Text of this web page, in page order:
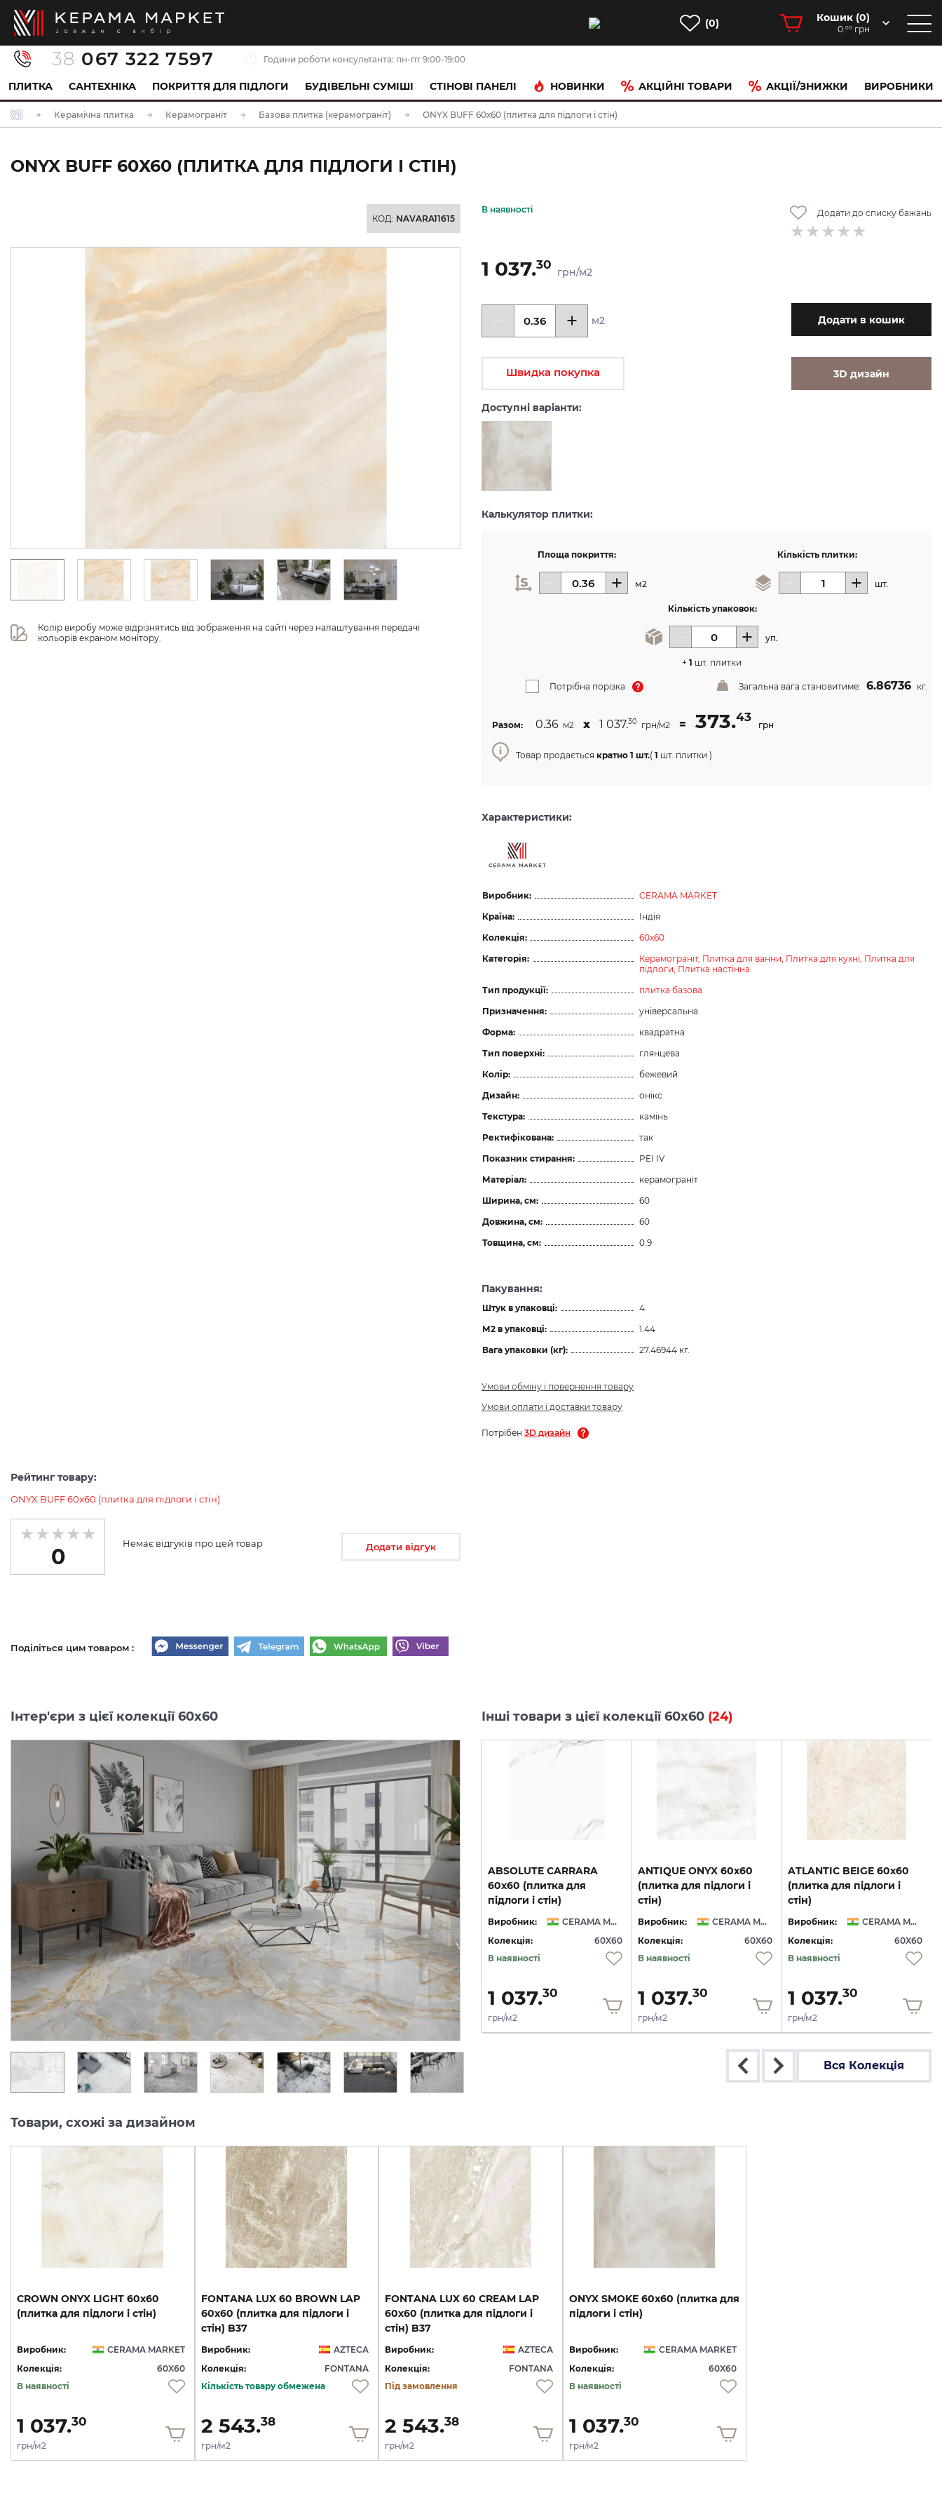
(0) Кошик (0)
0.00 грн
38 067 322 7597 Години роботи консультанта: пн-пт 9:00-19:00
ПЛИТКА САНТЕХНІКА ПОКРИТТЯ ДЛЯ ПІДЛОГИ БУДІВЕЛЬНІ СУМІШІ CТІНОВІ ПАНЕЛІ НОВИНКИ АКЦІЙНІ ТОВАРИ АКЦІЇ/ЗНИЖКИ ВИРОБНИКИ
Керамічна плитка Керамограніт Базова плитка (керамограніт) ONYX BUFF 60х60 (плитка для підлоги і стін)
ONYX BUFF 60Х60 (ПЛИТКА ДЛЯ ПІДЛОГИ І СТІН)
КОД: NAVARA11615
Колір виробу може відрізнятись від зображення на сайті через налаштування передачі
кольорів екраном монітору.
В наявності Додати до списку бажань
1 037.30
грн/м2
м2 Додати в кошик
Швидка покупка 3D дизайн
Доступні варіанти:
Калькулятор плитки:
Площа покриття:
м2
Кількість плитки:
шт.
Кількість упаковок:
уп.
+ 1 шт. плитки
Потрібна порізка Загальна вага становитиме: 6.86736 кг.
Разом: 0.36 м2 х 1 037.30 грн/м2 = 373.43
грн
Товар продається кратно 1 шт.( 1 шт. плитки )
Характеристики:
Виробник:
CERAMA MARKET
Країна:
Індія
Колекція:
60x60
Категорія:
Керамограніт, Плитка для ванни, Плитка для кухні, Плитка для
підлоги, Плитка настінна
Тип продукції:
плитка базова
Призначення:
універсальна
Форма:
квадратна
Тип поверхні:
глянцева
Колір:
бежевий
Дизайн:
онікс
Текстура:
камінь
Ректифікована:
так
Показник стирання:
PEI IV
Матеріал:
керамограніт
Ширина, см:
60
Довжина, см:
60
Товщина, см:
0.9
Пакування:
Штук в упаковці:
4
М2 в упаковці:
1.44
Вага упаковки (кг):
27.46944 кг.
Умови обміну і повернення товару
Умови оплати і доставки товару
Потрібен 3D дизайн
Рейтинг товару:
ONYX BUFF 60х60 (плитка для підлоги і стін)
0
Немає відгуків про цей товар Додати відгук
Поділіться цим товаром :
Інтер'єри з цієї колекції 60x60 Інші товари з цієї колекції 60x60 (24)
CEMENTO MILANO 60х60
(плитка для підлоги і
Виробник:
CERAMA MARKET
Колекція:
60X60
В наявності
1 037.30
грн/м2
CALACATTA GOLD 60х60
(плитка для підлоги і
стін)
Виробник:
CERAMA MARKET
Колекція:
60X60
Під замовлення
1 037. 30
грн/м2
CALACATTA GREY 60х60
(плитка для підлоги і
Виробник:
Колекція:
60X60
Кількість товару
обмежена
1 037.
ABSOLUTE CARRARA
60х60 (плитка для
підлоги і стін)
Виробник:
CERAMA MARKET
Колекція:
60X60
В наявності
1 037.30
грн/м2
ANTIQUE ONYX 60х60
(плитка для підлоги і
стін)
Виробник:
CERAMA MARKET
Колекція:
60X60
В наявності
1 037.30
грн/м2
ATLANTIC BEIGE 60х60
(плитка для підлоги і
стін)
Виробник:
CERAMA MARKET
Колекція:
60X60
В наявності
1 037.30
грн/м2
Вся Колекція
Товари, схожі за дизайном
CROWN ONYX LIGHT 60х60
(плитка для підлоги і стін)
Виробник:
CERAMA MARKET
Колекція:
60X60
В наявності
1 037.30
грн/м2
FONTANA LUX 60 BROWN LAP
60x60 (плитка для підлоги і
стін) B37
Виробник:
AZTECA
Колекція:
FONTANA
Кількість товару обмежена
2 543.38
грн/м2
FONTANA LUX 60 CREAM LAP
60x60 (плитка для підлоги і
стін) B37
Виробник:
AZTECA
Колекція:
FONTANA
Під замовлення
2 543.38
грн/м2
ONYX SMOKE 60x60 (плитка для
підлоги і стін)
Виробник:
CERAMA MARKET
Колекція:
60X60
В наявності
1 037.30
грн/м2